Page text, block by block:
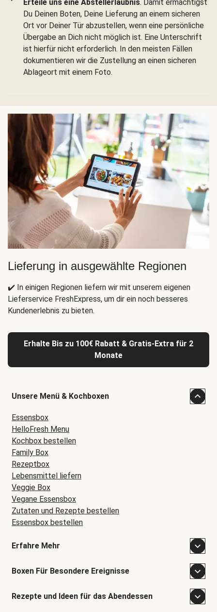
Erteile uns eine Abstellerlaubnis. Damit ermächtigst
Du Deinen Boten, Deine Lieferung an einem sicheren
Ort vor Deiner Tür abzustellen, wenn eine persönliche
Übergabe an Dich nicht möglich ist. Eine Unterschrift
ist hierfür nicht erforderlich. In den meisten Fällen
dokumentieren wir die Zustellung an einen sicheren
Ablageort mit einem Foto.
Lieferung in ausgewählte Regionen
✔️ In einigen Regionen liefern wir mit unserem eigenen
Lieferservice FreshExpress, um dir ein noch besseres
Kundenerlebnis zu bieten.
Erhalte Bis zu 100€ Rabatt & Gratis-Extra für 2
Monate
Unsere Menü & Kochboxen
Essensbox
HelloFresh Menu
Kochbox bestellen
Family Box
Rezeptbox
Lebensmittel liefern
Veggie Box
Vegane Essensbox
Zutaten und Rezepte bestellen
Essensbox bestellen
Erfahre Mehr
Boxen Für Besondere Ereignisse
Rezepte und Ideen für das Abendessen